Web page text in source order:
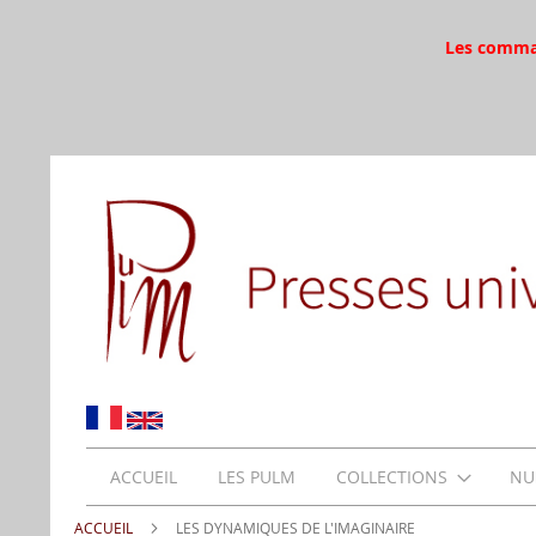
Les
ACCUEIL LES PULM COLLECTIONS
ACCUEIL LES DYNAMIQUES DE L'IMAGINAIRE